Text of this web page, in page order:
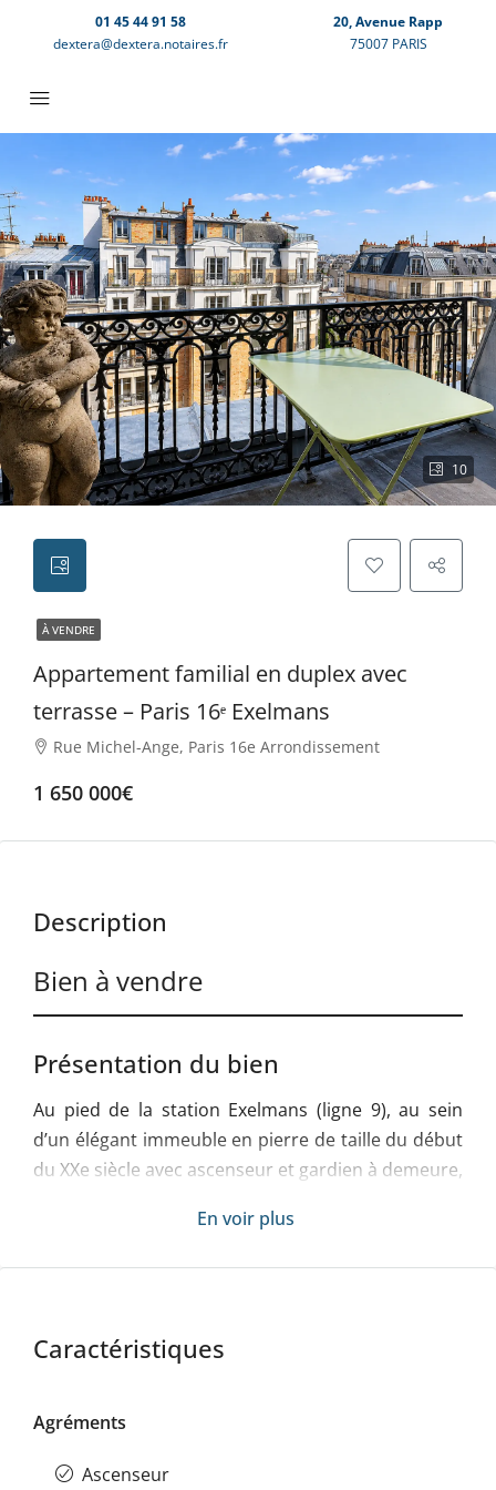
01 45 44 91 58
dextera@dextera.notaires.fr
20, Avenue Rapp
75007 PARIS
10
À VENDRE
Appartement familial en duplex avec
terrasse – Paris 16ᵉ Exelmans
Rue Michel-Ange, Paris 16e Arrondissement
1 650 000€
Description
Bien à vendre
Présentation du bien
Au pied de la station Exelmans (ligne 9), au sein
d’un élégant immeuble en pierre de taille du début
du XXe siècle avec ascenseur et gardien à demeure,
appartement familial en duplex situé aux 6ième et
bien traversant bénéficie d’une agréable
luminosité, de vues dégagées sur les toits de Paris
dernier niveau.
L’ensemble séduit par son atmosphère
En voir plus
Caractéristiques
Agréments
Ascenseur